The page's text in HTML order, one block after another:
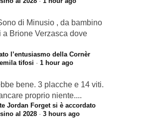
di Minusio , da bambino
a Brione Verzasca dove
l’entusiasmo della Cornèr
tifosi · 1 hour ago
bene. 3 placche e 14 viti.
proprio niente....
Jordan Forget si è accordato
al 2028 · 3 hours ago